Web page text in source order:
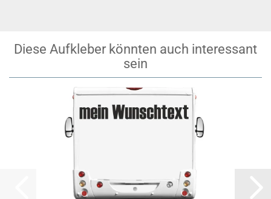
Diese Aufkleber könnten auch interessant
sein